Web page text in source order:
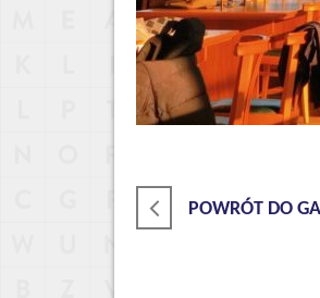
POWRÓT DO